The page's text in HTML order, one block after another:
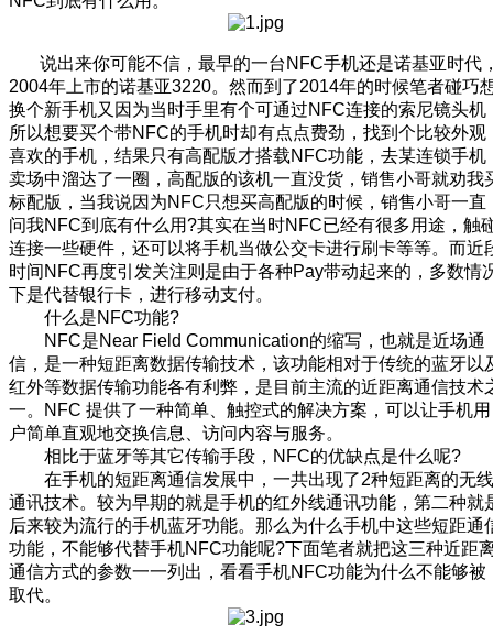
说出来你可能不信，最早的一台NFC手机还是诺基亚时代
2004年上市的诺基亚3220。然而到了2014年的时候笔者碰巧
换个新手机又因为当时手里有个可通过NFC连接的索尼镜头机
所以想要买个带NFC的手机时却有点点费劲，找到个比较外观
喜欢的手机，结果只有高配版才搭载NFC功能，去某连锁手机
卖场中溜达了一圈，高配版的该机一直没货，销售小哥就劝我
标配版，当我说因为NFC只想买高配版的时候，销售小哥一直
问我NFC到底有什么用?其实在当时NFC已经有很多用途，触
连接一些硬件，还可以将手机当做公交卡进行刷卡等等。而近
时间NFC再度引发关注则是由于各种Pay带动起来的，多数情
下是代替银行卡，进行移动支付。
什么是NFC功能?
NFC是Near Field Communication的缩写，也就是近场通
信，是一种短距离数据传输技术，该功能相对于传统的蓝牙以
红外等数据传输功能各有利弊，是目前主流的近距离通信技术
一。NFC 提供了一种简单、触控式的解决方案，可以让手机用
户简单直观地交换信息、访问内容与服务。
相比于蓝牙等其它传输手段，NFC的优缺点是什么呢?
在手机的短距离通信发展中，一共出现了2种短距离的无线
通讯技术。较为早期的就是手机的红外线通讯功能，第二种就
后来较为流行的手机蓝牙功能。那么为什么手机中这些短距通
功能，不能够代替手机NFC功能呢?下面笔者就把这三种近距
通信方式的参数一一列出，看看手机NFC功能为什么不能够被
取代。